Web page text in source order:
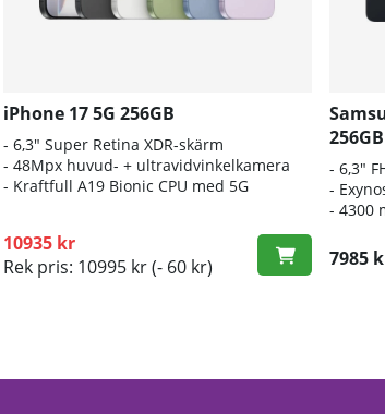
iPhone 17 5G 256GB
- 6,3" Super Retina XDR-skärm
- 48Mpx huvud- + ultravidvinkelkamera
- Kraftfull A19 Bionic CPU med 5G
10935 kr
Rek pris: 10995 kr(- 60 kr)
256GB
- 6,3"
- E
- 4300
7985